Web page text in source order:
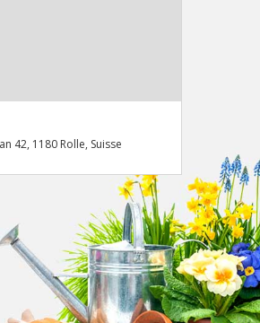
42, 1180 Rolle, Suisse